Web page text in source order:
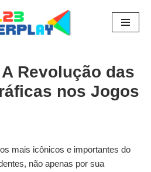
Revolução das
nos Jogos
mais icônicos e importantes do
não apenas por sua